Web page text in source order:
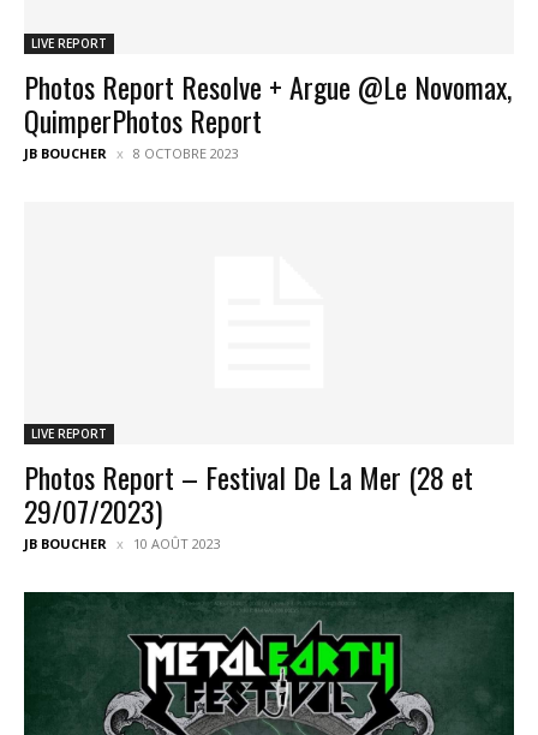
LIVE REPORT
Photos Report Resolve + Argue @Le Novomax,
QuimperPhotos Report
JB BOUCHER 8 OCTOBRE 2023
LIVE REPORT
Photos Report – Festival De La Mer (28 et
29/07/2023)
JB BOUCHER 10 AOÛT 2023